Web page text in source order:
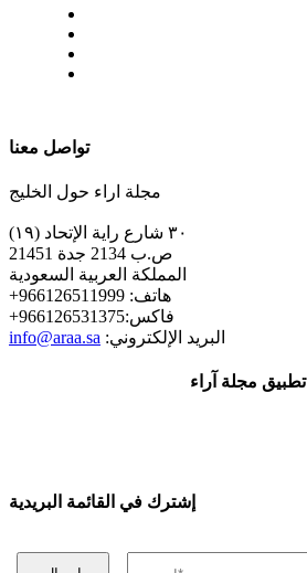
تواصل معنا
مجلة اراء حول الخليج
٣٠ شارع راية الإتحاد (١٩)
ص.ب 2134 جدة 21451
المملكة العربية السعودية
+هاتف: 966126511999
+فاكس:966126531375
info@araa.sa :البريد الإلكتروني
تطبيق مجلة آراء
إشترك في القائمة البريدية